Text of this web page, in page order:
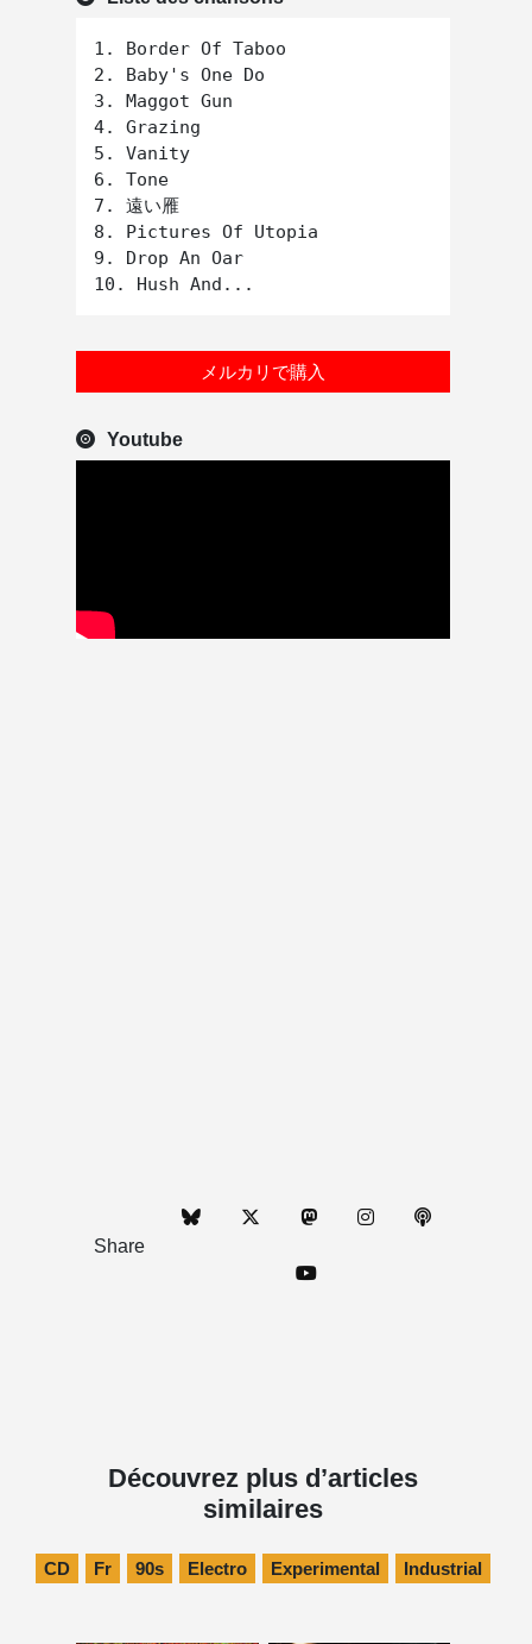
1. Border Of Taboo
2. Baby's One Do
3. Maggot Gun
4. Grazing
5. Vanity
6. Tone
7. 遠い雁
8. Pictures Of Utopia
9. Drop An Oar
メルカリで購入
Youtube
Share
Découvrez plus d’articles
similaires
CD Fr 90s Electro Experimental Industrial